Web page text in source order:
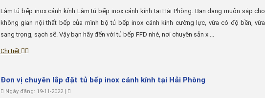
Làm tủ bếp inox cánh kính Làm tủ bếp inox cánh kính tại Hải Phòng. Bạn đang muốn sắp cho
không gian nội thất bếp của mình bộ tủ bếp inox cánh kính cường lực, vừa có độ bền, vừa
sang trọng, sạch sẽ. Vậy bạn hãy đến với tủ bếp FFD nhé, nơi chuyên sản x ...
Chi tiết
Đơn vị chuyên lắp đặt tủ bếp inox cánh kính tại Hải Phòng
Ngày đăng: 19-11-2022 |